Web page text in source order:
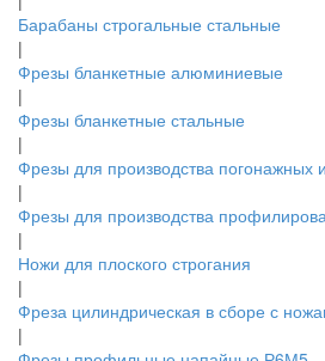
Барабаны строгальные стальные
|
Фрезы бланкетные алюминиевые
|
Фрезы бланкетные стальные
|
Фрезы для производства погонажных
|
Фрезы для производства
|
Ножи для плоского строгания
|
Фреза цилиндрическая в сборе с
|